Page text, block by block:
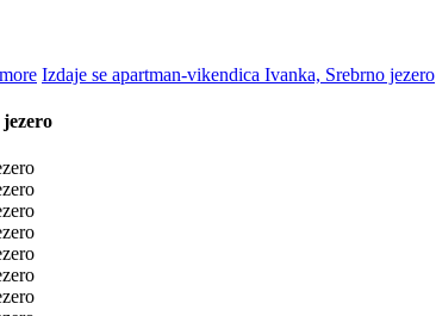
Izdaje se apartman-vikendica Ivanka, Srebrno jezero